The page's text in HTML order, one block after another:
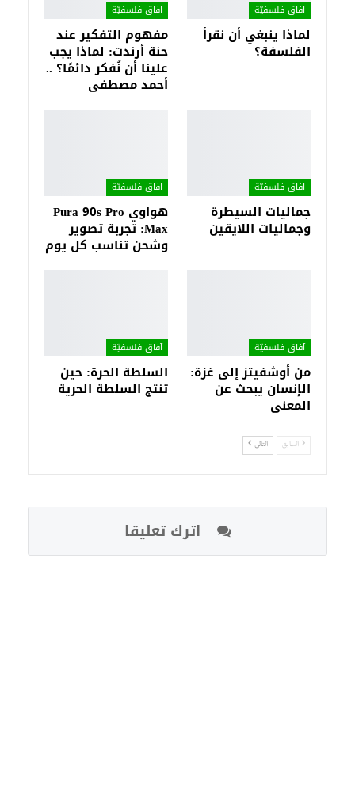
آفاق فلسفيّة‎
لماذا ينبغي أن نقرأ
الفلسفة؟
آفاق فلسفيّة‎
مفهوم التفكير عند
حنة أرندت: لماذا يجب
علينا أن نُفكر دائمًا؟ ..
أحمد مصطفى
آفاق فلسفيّة‎
جماليات السيطرة
وجماليات اللايقين
آفاق فلسفيّة‎
هواوي Pura 90s Pro
Max: تجربة تصوير
وشحن تناسب كل يوم
آفاق فلسفيّة‎
من أوشفيتز إلى غزة:
الإنسان يبحث عن
المعنى
آفاق فلسفيّة‎
السلطة الحرة: حين
تنتج السلطة الحرية
السابق التالي
اترك تعليقا